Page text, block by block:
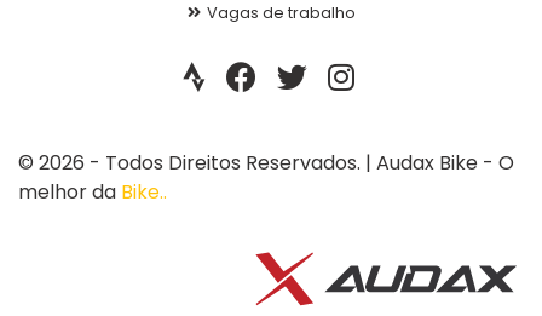
Vagas de trabalho
© 2026 - Todos Direitos Reservados. | Audax Bike - O
melhor da Bike..